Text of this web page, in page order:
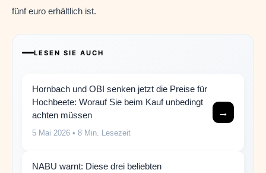
fünf euro erhältlich ist.
LESEN SIE AUCH
Hornbach und OBI senken jetzt die Preise für
Hochbeete: Worauf Sie beim Kauf unbedingt
achten müssen
5 Mai 2026 • 8 Min. Lesezeit
→
NABU warnt: Diese drei beliebten